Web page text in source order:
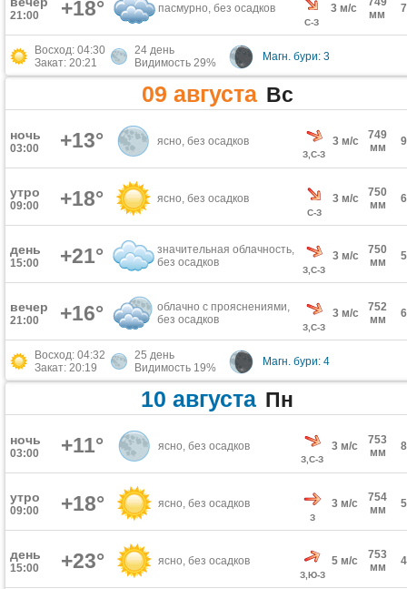
21:00 +18° пасмурно, без осадков
С-З
3 м/с
мм
Восход: 04:30
Закат: 20:21
24 день
Видимость 29%
Магн. бури: 3
09 августа Вс
ночь
03:00 +13° ясно, без осадков
З,С-З
3 м/с
749
мм
утро
09:00 +18° ясно, без осадков
С-З
3 м/с
750
мм
день
15:00 +21°
значительная облачность,
без осадков
З,С-З
3 м/с
750
мм
вечер
21:00 +16°
облачно с прояснениями,
без осадков
З,С-З
3 м/с
752
мм
Восход: 04:32
Закат: 20:19
25 день
Видимость 19%
Магн. бури: 4
10 августа Пн
ночь
03:00 +11° ясно, без осадков
З,С-З
3 м/с
753
мм
утро
09:00 +18° ясно, без осадков
З
3 м/с
754
мм
день
15:00 +23° ясно, без осадков
З,Ю-З
5 м/с
753
мм